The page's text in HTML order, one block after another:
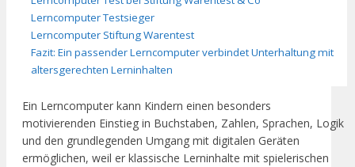
Lerncomputer Testsieger
Lerncomputer Stiftung Warentest
Fazit: Ein passender Lerncomputer verbindet Unterhaltung mit
altersgerechten Lerninhalten
Ein Lerncomputer kann Kindern einen besonders
motivierenden Einstieg in Buchstaben, Zahlen, Sprachen, Logik
und den grundlegenden Umgang mit digitalen Geräten
ermöglichen, weil er klassische Lerninhalte mit spielerischen